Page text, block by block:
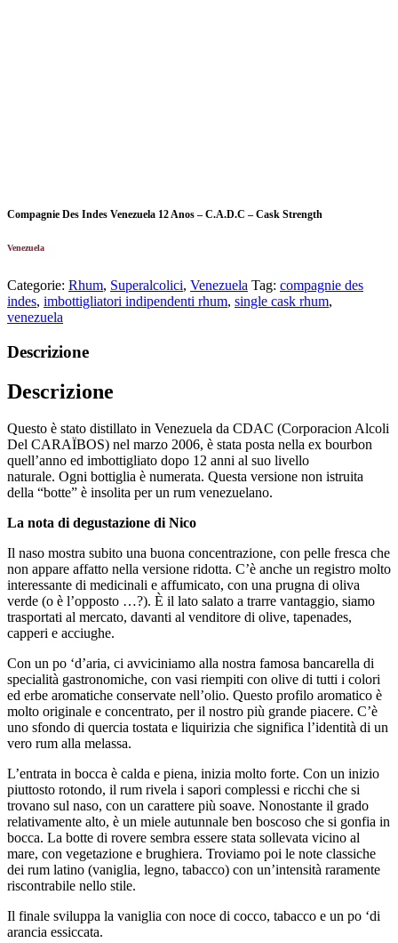
Compagnie Des Indes Venezuela 12 Anos – C.A.D.C – Cask Strength
Venezuela
Categorie: Rhum, Superalcolici, Venezuela Tag: compagnie des
indes, imbottigliatori indipendenti rhum, single cask rhum,
venezuela
Descrizione
Descrizione
Questo è stato distillato in Venezuela da CDAC (Corporacion Alcoli
Del CARAÏBOS) nel marzo 2006, è stata posta nella ex bourbon
quell’anno ed imbottigliato dopo 12 anni al suo livello
naturale. Ogni bottiglia è numerata. Questa versione non istruita
della “botte” è insolita per un rum venezuelano.
La nota di degustazione di Nico
Il naso mostra subito una buona concentrazione, con pelle fresca che
non appare affatto nella versione ridotta. C’è anche un registro molto
interessante di medicinali e affumicato, con una prugna di oliva
verde (o è l’opposto …?). È il lato salato a trarre vantaggio, siamo
trasportati al mercato, davanti al venditore di olive, tapenades,
capperi e acciughe.
Con un po ‘d’aria, ci avviciniamo alla nostra famosa bancarella di
specialità gastronomiche, con vasi riempiti con olive di tutti i colori
ed erbe aromatiche conservate nell’olio. Questo profilo aromatico è
molto originale e concentrato, per il nostro più grande piacere. C’è
uno sfondo di quercia tostata e liquirizia che significa l’identità di un
vero rum alla melassa.
L’entrata in bocca è calda e piena, inizia molto forte. Con un inizio
piuttosto rotondo, il rum rivela i sapori complessi e ricchi che si
trovano sul naso, con un carattere più soave. Nonostante il grado
relativamente alto, è un miele autunnale ben boscoso che si gonfia in
bocca. La botte di rovere sembra essere stata sollevata vicino al
mare, con vegetazione e brughiera. Troviamo poi le note classiche
dei rum latino (vaniglia, legno, tabacco) con un’intensità raramente
riscontrabile nello stile.
Il finale sviluppa la vaniglia con noce di cocco, tabacco e un po ‘di
arancia essiccata.